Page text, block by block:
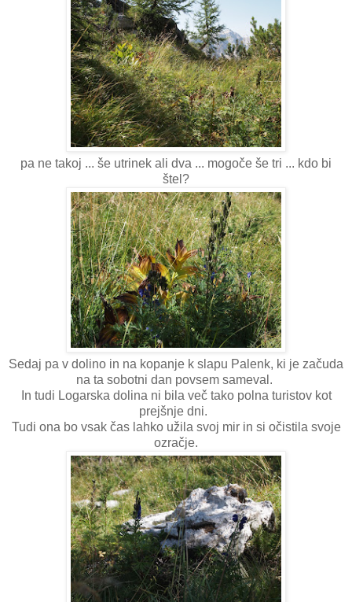
pa ne takoj ... še utrinek ali dva ... mogoče še tri ... kdo bi
štel?
Sedaj pa v dolino in na kopanje k slapu Palenk, ki je začuda
na ta sobotni dan povsem sameval.
In tudi Logarska dolina ni bila več tako polna turistov kot
prejšnje dni.
Tudi ona bo vsak čas lahko užila svoj mir in si očistila svoje
ozračje.